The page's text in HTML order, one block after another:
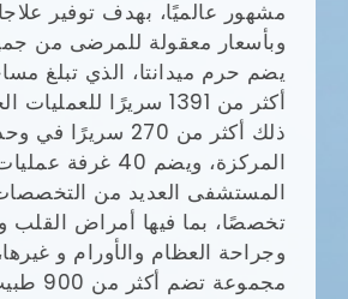
مشهور عالميًا، بهدف توفير
وبأسعار معقولة للمرضى من جميع
أكثر من 1391 سريرًا
ذلك أكثر من 270 سريرًا في
المركزة، ويضم 40
تخصصًا، بما فيها أمراض القلب
وجراحة العظام والأورام و
مجموعة تضم أكثر من 900 طبيب وجراح.